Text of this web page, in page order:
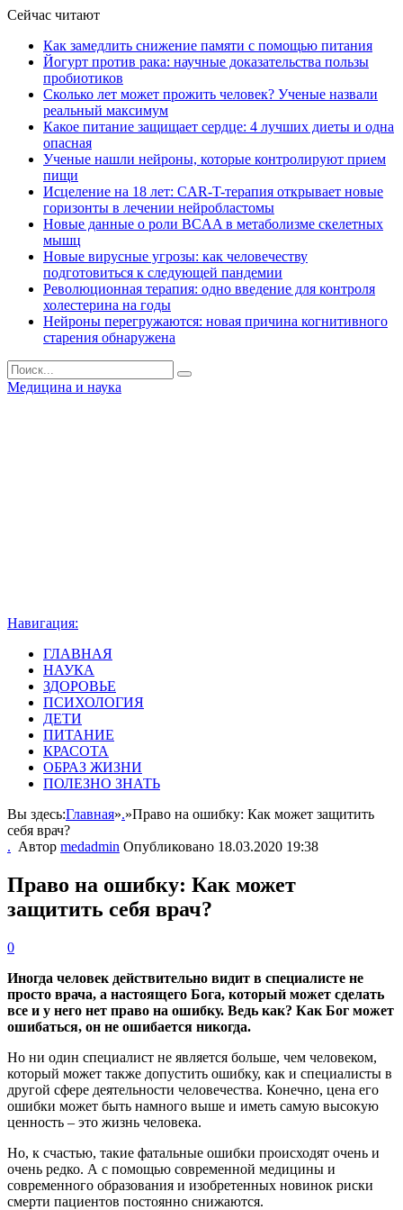
Сейчас читают
Как замедлить снижение памяти с помощью питания
Йогурт против рака: научные доказательства пользы
пробиотиков
Сколько лет может прожить человек? Ученые назвали
реальный максимум
Какое питание защищает сердце: 4 лучших диеты и одна
опасная
Ученые нашли нейроны, которые контролируют прием
пищи
Исцеление на 18 лет: CAR-T-терапия открывает новые
горизонты в лечении нейробластомы
Новые данные о роли BCAA в метаболизме скелетных
мышц
Новые вирусные угрозы: как человечеству
подготовиться к следующей пандемии
Революционная терапия: одно введение для контроля
холестерина на годы
Нейроны перегружаются: новая причина когнитивного
старения обнаружена
Медицина и наука
Навигация:
ГЛАВНАЯ
НАУКА
ЗДОРОВЬЕ
ПСИХОЛОГИЯ
ДЕТИ
ПИТАНИЕ
КРАСОТА
ОБРАЗ ЖИЗНИ
ПОЛЕЗНО ЗНАТЬ
Вы здесь:Главная».»Право на ошибку: Как может защитить
себя врач?
. Автор medadmin Опубликовано 18.03.2020 19:38
Право на ошибку: Как может
защитить себя врач?
0
Иногда человек действительно видит в специалисте не
просто врача, а настоящего Бога, который может сделать
все и у него нет право на ошибку. Ведь как? Как Бог может
ошибаться, он не ошибается никогда.
Но ни один специалист не является больше, чем человеком,
который может также допустить ошибку, как и специалисты в
другой сфере деятельности человечества. Конечно, цена его
ошибки может быть намного выше и иметь самую высокую
ценность – это жизнь человека.
Но, к счастью, такие фатальные ошибки происходят очень и
очень редко. А с помощью современной медицины и
современного образования и изобретенных новинок риски
смерти пациентов постоянно снижаются.